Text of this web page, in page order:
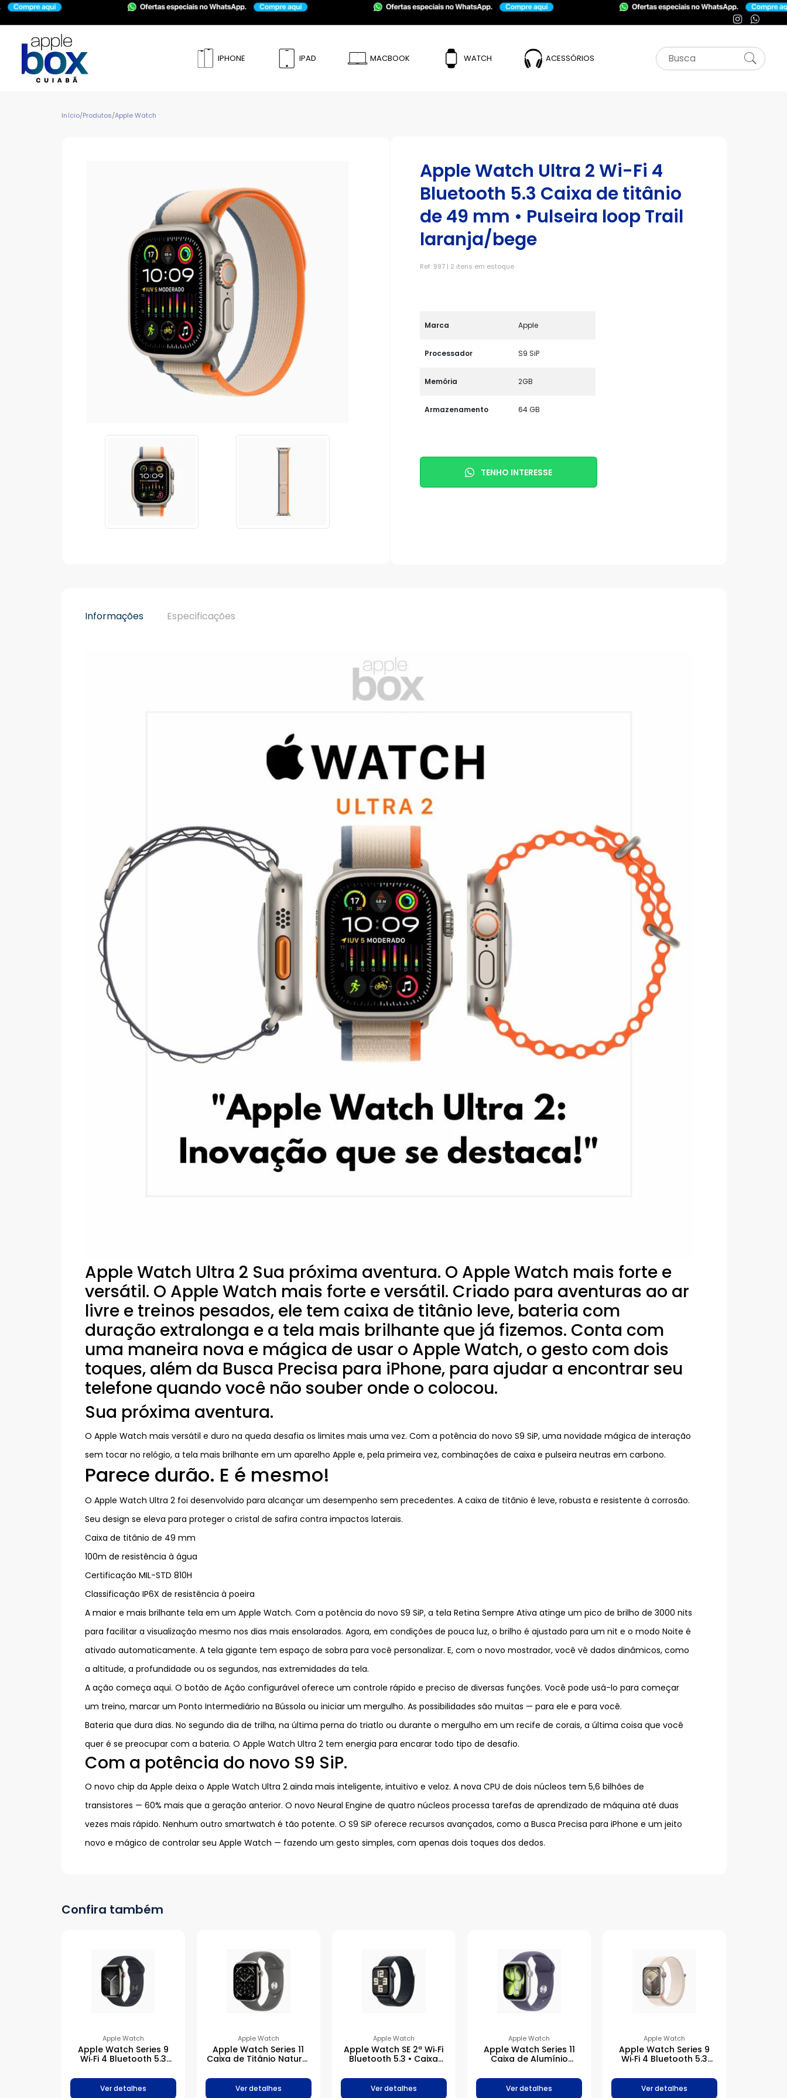
IPHONE IPAD MACBOOK WATCH ACESSÓRIOS
Início/Produtos/Apple Watch
Apple Watch Ultra 2 Wi-Fi 4
Bluetooth 5.3 Caixa de titânio
de 49 mm • Pulseira loop Trail
laranja/bege
Ref: 997 | 2 itens em estoque
Marca Apple
Processador S9 SiP
Memória 2GB
Armazenamento 64 GB
TENHO INTERESSE
Informações Especificações
Apple Watch Ultra 2 Sua próxima aventura. O Apple Watch mais forte e
versátil. O Apple Watch mais forte e versátil. Criado para aventuras ao ar
livre e treinos pesados, ele tem caixa de titânio leve, bateria com
duração extralonga e a tela mais brilhante que já fizemos. Conta com
uma maneira nova e mágica de usar o Apple Watch, o gesto com dois
toques, além da Busca Precisa para iPhone, para ajudar a encontrar seu
telefone quando você não souber onde o colocou.
Sua próxima aventura.
O Apple Watch mais versátil e duro na queda desafia os limites mais uma vez. Com a potência do novo S9 SiP, uma novidade mágica de interação
sem tocar no relógio, a tela mais brilhante em um aparelho Apple e, pela primeira vez, combinações de caixa e pulseira neutras em carbono.
Parece durão. E é mesmo!
O Apple Watch Ultra 2 foi desenvolvido para alcançar um desempenho sem precedentes. A caixa de titânio é leve, robusta e resistente à corrosão.
Seu design se eleva para proteger o cristal de safira contra impactos laterais.
Caixa de titânio de 49 mm
100m de resistência à água
Certificação MIL-STD 810H
Classificação IP6X de resistência à poeira
A maior e mais brilhante tela em um Apple Watch. Com a potência do novo S9 SiP, a tela Retina Sempre Ativa atinge um pico de brilho de 3000 nits
para facilitar a visualização mesmo nos dias mais ensolarados. Agora, em condições de pouca luz, o brilho é ajustado para um nit e o modo Noite é
ativado automaticamente. A tela gigante tem espaço de sobra para você personalizar. E, com o novo mostrador, você vê dados dinâmicos, como
a altitude, a profundidade ou os segundos, nas extremidades da tela.
A ação começa aqui. O botão de Ação configurável oferece um controle rápido e preciso de diversas funções. Você pode usá-lo para começar
um treino, marcar um Ponto Intermediário na Bússola ou iniciar um mergulho. As possibilidades são muitas — para ele e para você.
Bateria que dura dias. No segundo dia de trilha, na última perna do triatlo ou durante o mergulho em um recife de corais, a última coisa que você
quer é se preocupar com a bateria. O Apple Watch Ultra 2 tem energia para encarar todo tipo de desafio.
Com a potência do novo S9 SiP.
O novo chip da Apple deixa o Apple Watch Ultra 2 ainda mais inteligente, intuitivo e veloz. A nova CPU de dois núcleos tem 5,6 bilhões de
transistores — 60% mais que a geração anterior. O novo Neural Engine de quatro núcleos processa tarefas de aprendizado de máquina até duas
vezes mais rápido. Nenhum outro smartwatch é tão potente. O S9 SiP oferece recursos avançados, como a Busca Precisa para iPhone e um jeito
novo e mágico de controlar seu Apple Watch — fazendo um gesto simples, com apenas dois toques dos dedos.
Confira também
Apple Watch
Apple Watch Series 9
Wi‑Fi 4 Bluetooth 5.3
alumínio – 41 mm •
Pulseira esportiva meia-
Ver detalhes
Apple Watch
Apple Watch Series 11
Caixa de Titânio Natural
Cinza-pedra
Ver detalhes
Apple Watch
Apple Watch SE 2ª Wi‑Fi
Bluetooth 5.3 • Caixa
– 40 mm • Pulseira loop
esportiva meia-noite
Ver detalhes
Apple Watch
Apple Watch Series 11
Caixa de Alumínio
Esportiva Roxo-névoa
Ver detalhes
Apple Watch
Apple Watch Series 9
Wi‑Fi 4 Bluetooth 5.3
alumínio – 41 mm •
Pulseira loop esportiva
Ver detalhes